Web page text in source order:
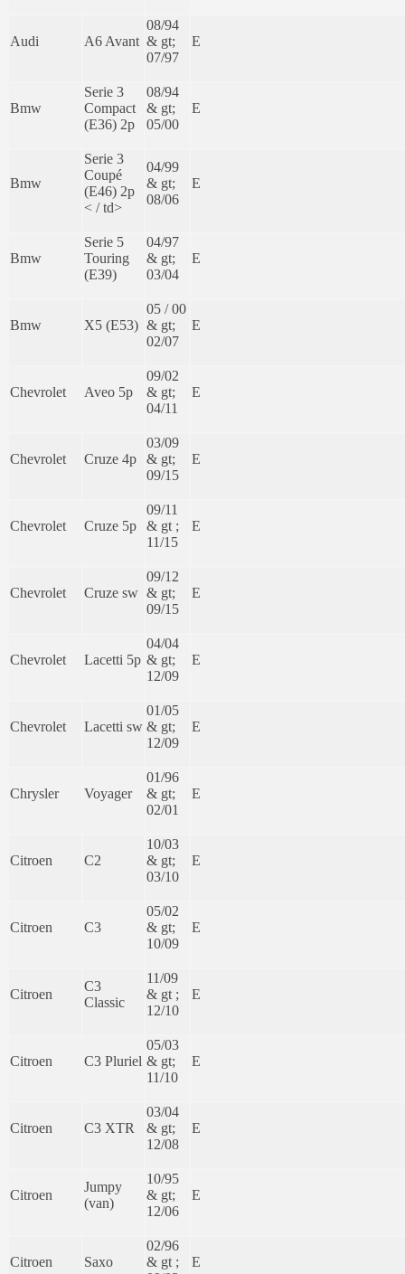
Audi A6 Avant
08/94
& gt;
07/97
E
Bmw
Serie 3
Compact
(E36) 2p
08/94
& gt;
05/00
E
Bmw
Serie 3
Coupé
(E46) 2p
< / td>
04/99
& gt;
08/06
E
Bmw
Serie 5
Touring
(E39)
04/97
& gt;
03/04
E
Bmw X5 (E53)
05 / 00
& gt;
02/07
E
Chevrolet Aveo 5p
09/02
& gt;
04/11
E
Chevrolet Cruze 4p
03/09
& gt;
09/15
E
Chevrolet Cruze 5p
09/11
& gt ;
11/15
E
Chevrolet Cruze sw
09/12
& gt;
09/15
E
Chevrolet Lacetti 5p
04/04
& gt;
12/09
E
Chevrolet Lacetti sw
01/05
& gt;
12/09
E
Chrysler Voyager
01/96
& gt;
02/01
E
Citroen C2
10/03
& gt;
03/10
E
Citroen C3
05/02
& gt;
10/09
E
Citroen
C3
Classic
11/09
& gt ;
12/10
E
Citroen C3 Pluriel
05/03
& gt;
11/10
E
Citroen C3 XTR
03/04
& gt;
12/08
E
Citroen
Jumpy
(van)
10/95
& gt;
12/06
E
Citroen Saxo
02/96
& gt ;
E